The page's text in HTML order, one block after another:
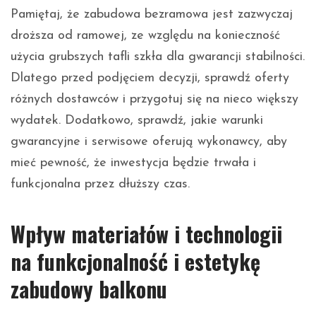
Pamiętaj, że zabudowa bezramowa jest zazwyczaj
droższa od ramowej, ze względu na konieczność
użycia grubszych tafli szkła dla gwarancji stabilności.
Dlatego przed podjęciem decyzji, sprawdź oferty
różnych dostawców i przygotuj się na nieco większy
wydatek. Dodatkowo, sprawdź, jakie warunki
gwarancyjne i serwisowe oferują wykonawcy, aby
mieć pewność, że inwestycja będzie trwała i
funkcjonalna przez dłuższy czas.
Wpływ materiałów i technologii
na funkcjonalność i estetykę
zabudowy balkonu